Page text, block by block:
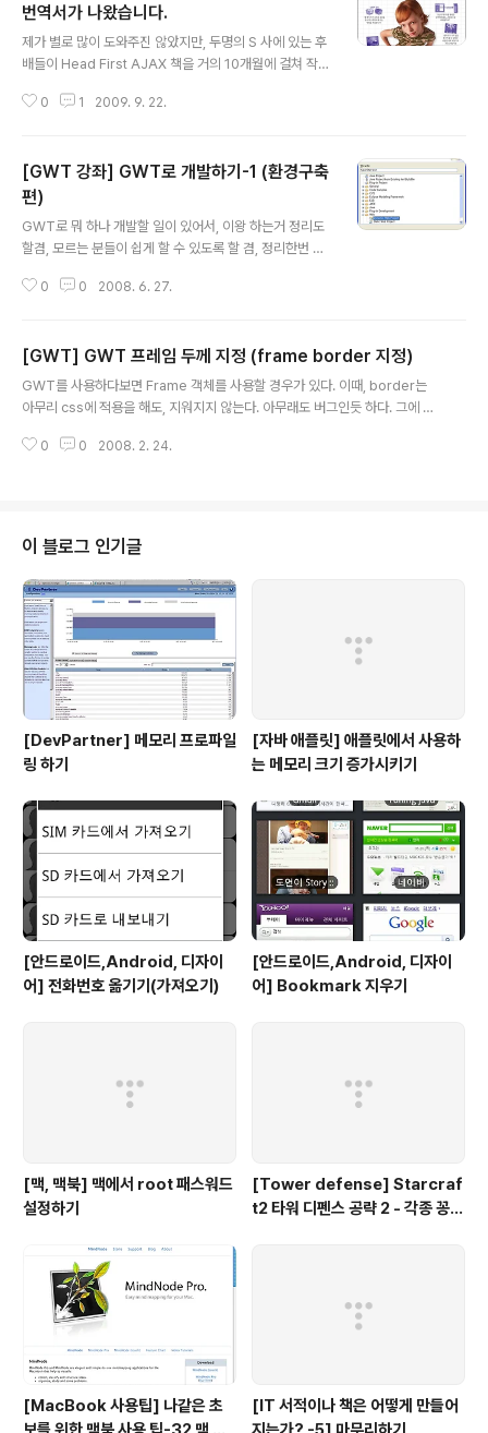
번역서가 나왔습니다.
제가 별로 많이 도와주진 않았지만, 두명의 S 사에 있는 후
배들이 Head First AJAX 책을 거의 10개월에 걸쳐 작업
왜 감수자 이름이 안들어 간지는 모르는 그런 책... AJAX
0 1 2009. 9. 22.
[GWT 강좌] GWT로 개발하기-1 (환경구축
편)
GWT로 뭐 하나 개발할 일이 있어서, 이왕 하는거 정리도
할겸, 모르는 분들이 쉽게 할 수 있도록 할 겸, 정리한번 해
WT는 이미 다 알고 있는 상태라~~~. 자~ 이제 시작하기
상에 WebTools Platform 2.0 포함된거 (이것도 http://
www.eclipse.org 에서 알아서 받으세요.) 3. Cypal St
udio for GWT (요건 http://www.cypal.in/studio 에
구글에서 GWT 라고 치면 가장..
0 0 2008. 6. 27.
[GWT] GWT 프레임 두께 지정 (frame border 지정)
GWT를 사용하다보면 Frame 객체를 사용할 경우가 있다. 이때, border는
아무리 css에 적용을 해도, 지워지지 않는다. 아무래도 버그인듯 하다. 그에 대
bute(frame.getElement(), "frameBorder", 0); 만약 끝의 숫자를 1로 하
0 0 2008. 2. 24.
이 블로그 인기글
[DevPartner] 메모리 프로파일
링 하기
[자바 애플릿] 애플릿에서 사용하
는 메모리 크기 증가시키기
[안드로이드,Android, 디자이
어] 전화번호 옮기기(가져오기)
[안드로이드,Android, 디자이
어] Bookmark 지우기
[맥, 맥북] 맥에서 root 패스워드
설정하기
[Tower defense] Starcraf
t2 타워 디펜스 공략 2 - 각종 꽁수
[MacBook 사용팁] 나같은 초
[IT 서적이나 책은 어떻게 만들어